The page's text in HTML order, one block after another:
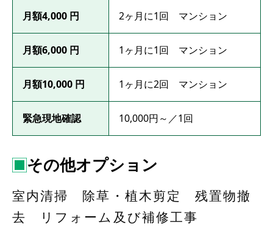
月額4,000 円 2ヶ月に1回 マンション
月額6,000 円 1ヶ月に1回 マンション
月額10,000 円 1ヶ月に2回 マンション
緊急現地確認 10,000円～／1回
その他オプション
室内清掃 除草・植木剪定 残置物撤
去 リフォーム及び補修工事